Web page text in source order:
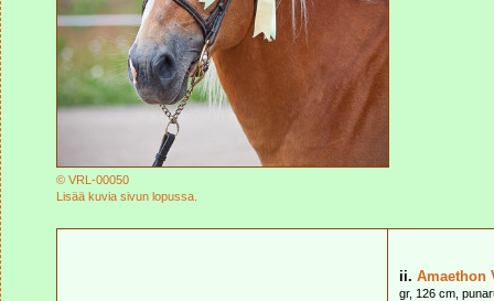
© VRL-00050
Lisää kuvia sivun lopussa.
ii. Amaethon
gr, 126 cm,